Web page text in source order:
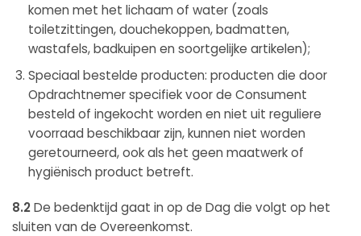
komen met het lichaam of water (zoals
toiletzittingen, douchekoppen, badmatten,
wastafels, badkuipen en soortgelijke artikelen);
Speciaal bestelde producten: producten die door
Opdrachtnemer specifiek voor de Consument
besteld of ingekocht worden en niet uit reguliere
voorraad beschikbaar zijn, kunnen niet worden
geretourneerd, ook als het geen maatwerk of
hygiënisch product betreft.
8.2De bedenktijd gaat in op de Dag die volgt op het
sluiten van de Overeenkomst.